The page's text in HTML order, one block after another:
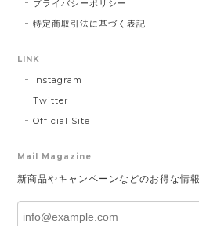
プライバシーポリシー
特定商取引法に基づく表記
LINK
Instagram
Twitter
Official Site
Mail Magazine
新商品やキャンペーンなどのお得な情